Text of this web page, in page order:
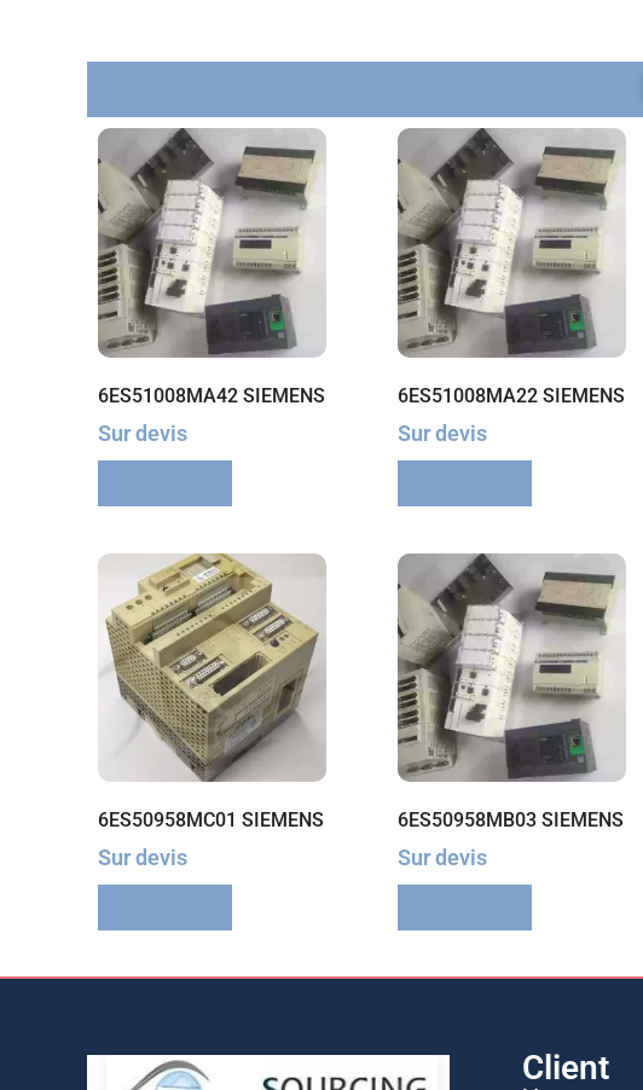
6ES51008MA42 SIEMENS
Sur devis
6ES51008MA22 SIEMENS
Sur devis
6ES50958MC01 SIEMENS
Sur devis
6ES50958MB03 SIEMENS
Sur devis
Client